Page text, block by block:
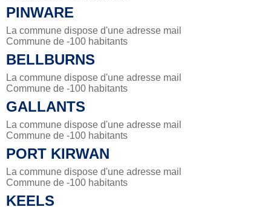
PINWARE
La commune dispose d'une adresse mail
Commune de -100 habitants
BELLBURNS
La commune dispose d'une adresse mail
Commune de -100 habitants
GALLANTS
La commune dispose d'une adresse mail
Commune de -100 habitants
PORT KIRWAN
La commune dispose d'une adresse mail
Commune de -100 habitants
KEELS